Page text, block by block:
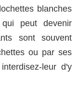
blanches
peut devenir
sont souvent
ou par ses
leur d'y